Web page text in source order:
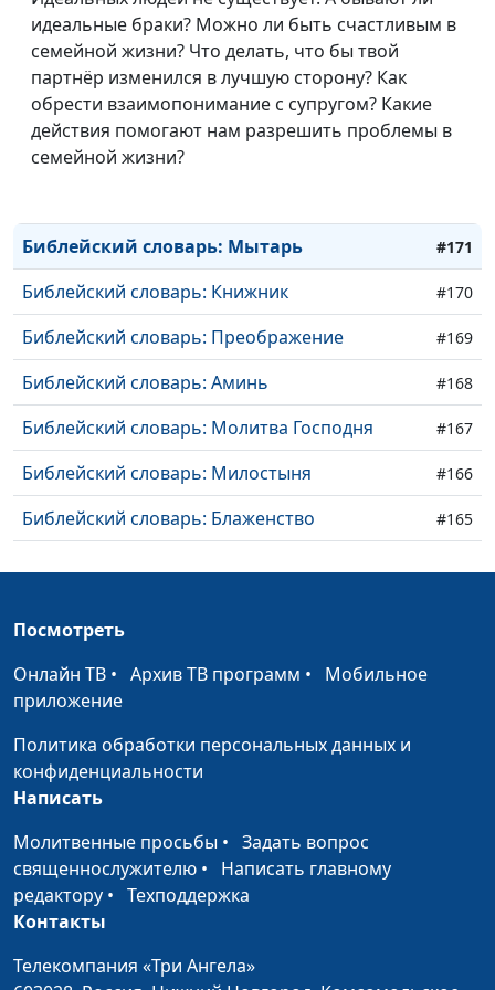
идеальные браки? Можно ли быть счастливым в
семейной жизни? Что делать, что бы твой
партнёр изменился в лучшую сторону? Как
обрести взаимопонимание с супругом? Какие
действия помогают нам разрешить проблемы в
семейной жизни?
Библейский словарь: Начаток #176
Библейский словарь: Воскресение
Библейский словарь: Крест
Библейский словарь: Голгофа
Библейский словарь: Мытарь #171
Библейский словарь: Книжник #170
Библейский словарь: Преображение #169
Библейский словарь: Аминь #168
Библейский словарь: Молитва Господня #167
Библейский словарь: Милостыня #166
Библейский словарь: Блаженство #165
Библейский словарь: Крещение
Библейский словарь: Волхв
Библейский словарь: Истина
Библейский словарь: Боговедение
Библейский словарь: Знание
Библейский словарь: Еммануил
Библейский словарь: Притча
Посмотреть
Онлайн ТВ • Архив ТВ программ • Мобильное
приложение
Политика обработки персональных данных и
конфиденциальности
Написать
Молитвенные просьбы • Задать вопрос
священнослужителю • Написать главному
редактору • Техподдержка
Контакты
Телекомпания «Три Ангела»